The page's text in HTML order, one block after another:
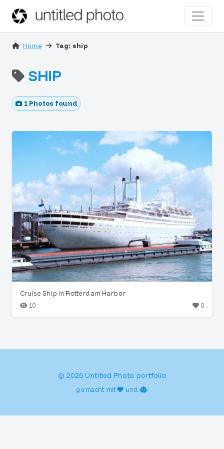
Home Tag: ship
SHIP
1 Photos found
Cruise Ship in Rotterdam Harbor
10
0
© 2026 Untitled Photo portfolio
gemacht mit und